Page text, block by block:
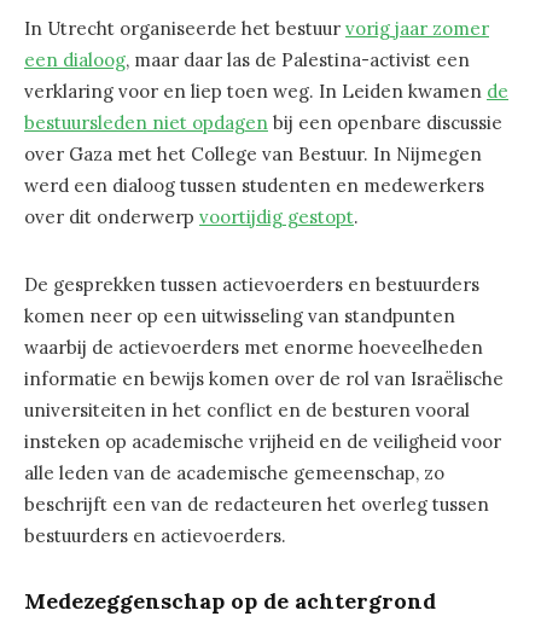
In Utrecht organiseerde het bestuur vorig jaar zomer
een dialoog, maar daar las de Palestina-activist een
verklaring voor en liep toen weg. In Leiden kwamen de
bestuursleden niet opdagen bij een openbare discussie
over Gaza met het College van Bestuur. In Nijmegen
werd een dialoog tussen studenten en medewerkers
over dit onderwerp voortijdig gestopt.
De gesprekken tussen actievoerders en bestuurders
komen neer op een uitwisseling van standpunten
waarbij de actievoerders met enorme hoeveelheden
informatie en bewijs komen over de rol van Israëlische
universiteiten in het conflict en de besturen vooral
insteken op academische vrijheid en de veiligheid voor
alle leden van de academische gemeenschap, zo
beschrijft een van de redacteuren het overleg tussen
bestuurders en actievoerders.
Medezeggenschap op de achtergrond